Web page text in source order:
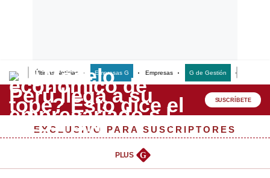
Últimas Noticias Empresas G Empresas G de Gestión
Lo último
Peru Quiosco
Management & Empleo
SUSCRÍBETE
EXCLUSIVO PARA SUSCRIPTORES
PLUS G